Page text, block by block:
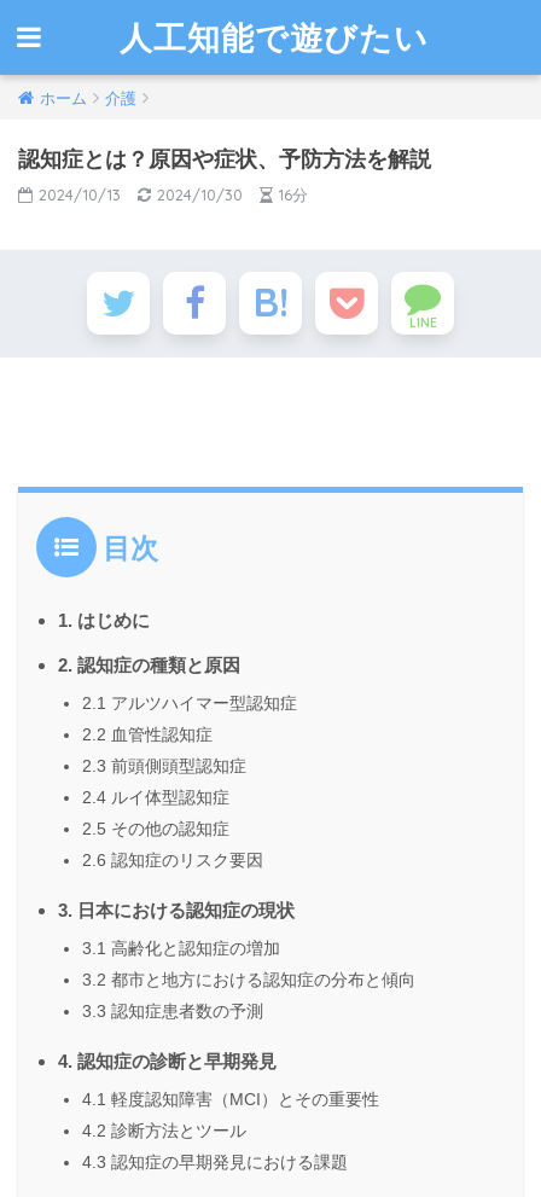
人工知能で遊びたい
ホーム 介護
認知症とは？原因や症状、予防方法を解説
2024/10/13 2024/10/30 16分
LINE
目次
1. はじめに
2. 認知症の種類と原因
2.1 アルツハイマー型認知症
2.2 血管性認知症
2.3 前頭側頭型認知症
2.4 ルイ体型認知症
2.5 その他の認知症
2.6 認知症のリスク要因
3. 日本における認知症の現状
3.1 高齢化と認知症の増加
3.2 都市と地方における認知症の分布と傾向
3.3 認知症患者数の予測
4. 認知症の診断と早期発見
4.1 軽度認知障害（MCI）とその重要性
4.2 診断方法とツール
4.3 認知症の早期発見における課題